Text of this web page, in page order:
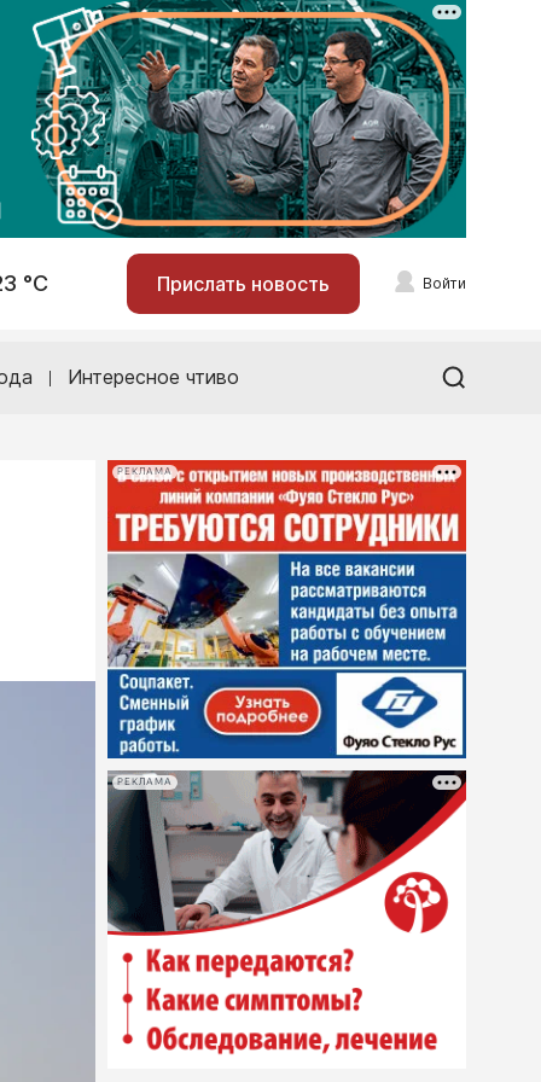
°С Прислать новость Войти
Интересное чтиво
РЕКЛАМА
РЕКЛАМА